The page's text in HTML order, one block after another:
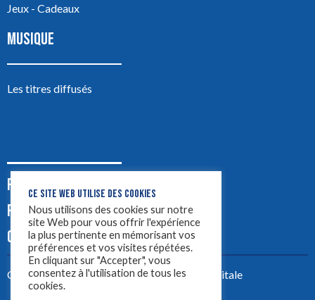
Jeux - Cadeaux
MUSIQUE
Les titres diffusés
PODCASTS
PUB
CONTACT
Créez votre site avecYellowtie – Agence Digitale
CE SITE WEB UTILISE DES COOKIES
Nous utilisons des cookies sur notre
site Web pour vous offrir l'expérience
la plus pertinente en mémorisant vos
préférences et vos visites répétées.
En cliquant sur "Accepter", vous
consentez à l'utilisation de tous les
cookies.